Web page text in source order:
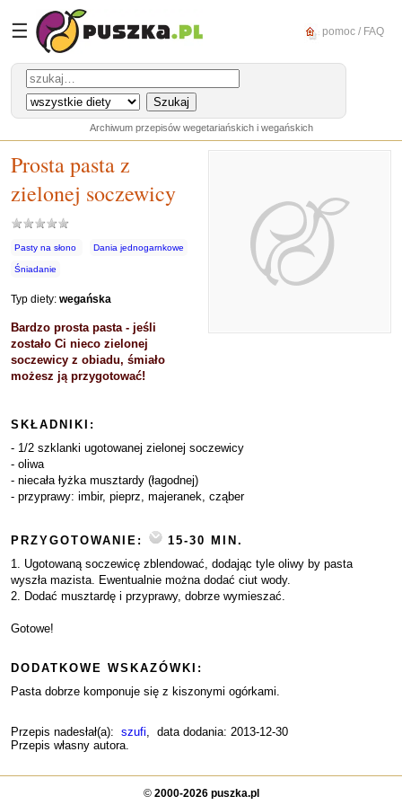
☰ pomoc / FAQ
Archiwum przepisów wegetariańskich i wegańskich
Prosta pasta z
zielonej soczewicy
Pasty na słono Dania jednogarnkowe
Śniadanie
Typ diety: wegańska
Bardzo prosta pasta - jeśli
zostało Ci nieco zielonej
soczewicy z obiadu, śmiało
możesz ją przygotować!
SKŁADNIKI:
- 1/2 szklanki ugotowanej zielonej soczewicy
- oliwa
- niecała łyżka musztardy (łagodnej)
- przyprawy: imbir, pieprz, majeranek, cząber
PRZYGOTOWANIE:
15-30 MIN.
1. Ugotowaną soczewicę zblendować, dodając tyle oliwy by pasta
wyszła mazista. Ewentualnie można dodać ciut wody.
2. Dodać musztardę i przyprawy, dobrze wymieszać.
Gotowe!
DODATKOWE WSKAZÓWKI:
Pasta dobrze komponuje się z kiszonymi ogórkami.
Przepis nadesłał(a): szufi, data dodania: 2013-12-30
Przepis własny autora.
© 2000-2026 puszka.pl